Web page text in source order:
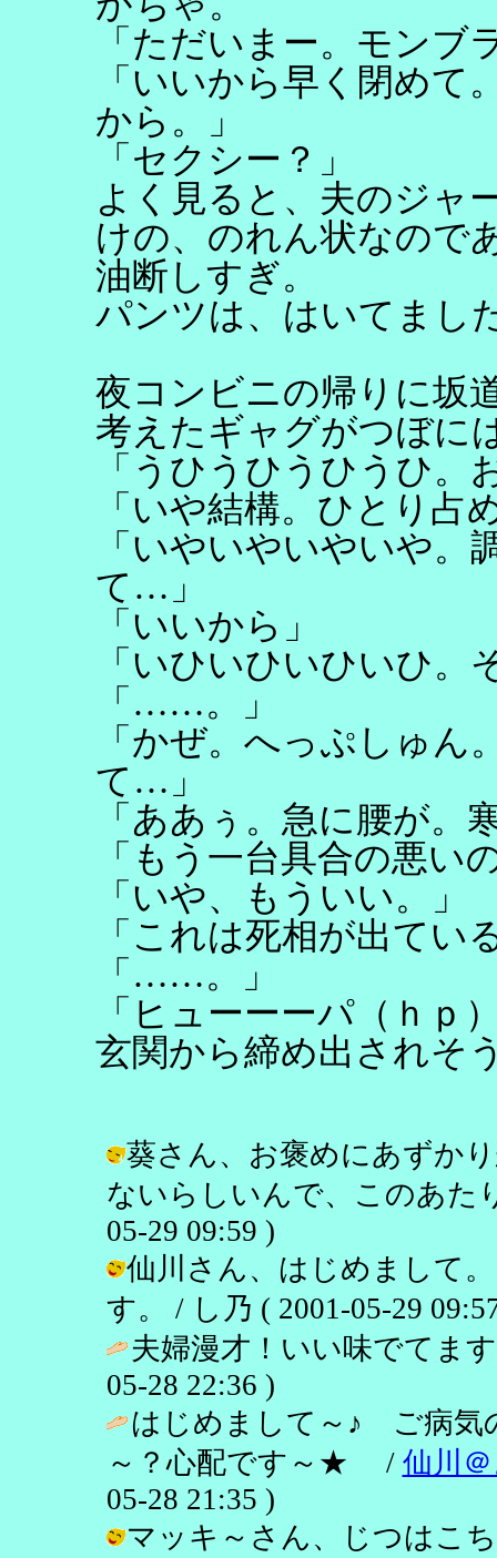
「ただいまー。モンブ
「いいから早く閉めて
から。」
「セクシー？」
よく見ると、夫のジャ
けの、のれん状なので
油断しすぎ。
パンツは、はいてまし
夜コンビニの帰りに坂
考えたギャグがつぼに
「うひうひうひうひ。
「いや結構。ひとり占
「いやいやいやいや。
て…」
「いいから」
「いひいひいひいひ。
「……。」
「かぜ。へっぷしゅ
て…」
「ああぅ。急に腰が。
「もう一台具合の悪
「いや、もういい。」
「これは死相が出てい
「……。」
「ヒューーーパ（ｈｐ
玄関から締め出されそ
葵さん、お褒めにあずか
ないらしいんで、このあた
05-29 09:59 )
仙川さん、はじめまして
す。 / し乃 ( 2001-05-29
夫婦漫才！いい味でてま
05-28 22:36 )
はじめまして～♪ ご病気
～？心配です～★ / 仙川
05-28 21:35 )
マッキ～さん、じつはこ